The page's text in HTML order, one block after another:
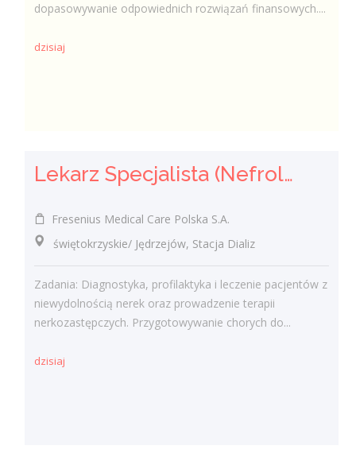
dopasowywanie odpowiednich rozwiązań finansowych....
dzisiaj
Lekarz Specjalista (Nefrolog / Internista) (K/M/N)
Fresenius Medical Care Polska S.A.
świętokrzyskie/ Jędrzejów, Stacja Dializ
Zadania: Diagnostyka, profilaktyka i leczenie pacjentów z
niewydolnością nerek oraz prowadzenie terapii
nerkozastępczych. Przygotowywanie chorych do...
dzisiaj